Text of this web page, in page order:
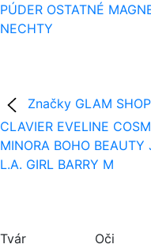
PÚDER OSTATNÉ
NECHTY
Značky GLAM SHOP
CLAVIER EVELINE
MINORA BOHO BEAUTY
L.A. GIRL BARRY M
Tvár
Oči